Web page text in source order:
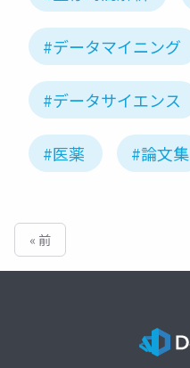
#データマイニング
#データサイエンス
#医薬 #論文集
« 前